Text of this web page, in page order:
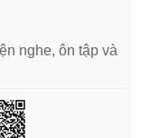
nghe, ôn tập và